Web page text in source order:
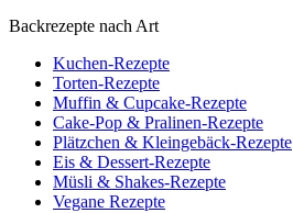
Backrezepte nach Art
Kuchen-Rezepte
Torten-Rezepte
Muffin & Cupcake-Rezepte
Cake-Pop & Pralinen-Rezepte
Plätzchen & Kleingebäck-Rezepte
Eis & Dessert-Rezepte
Müsli & Shakes-Rezepte
Vegane Rezepte